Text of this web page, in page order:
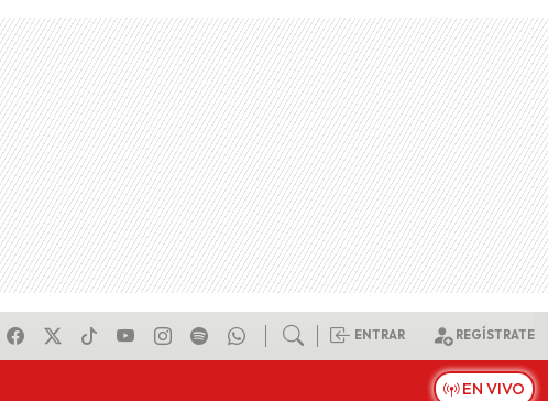
ENTRAR REGÍSTRATE
EN VIVO